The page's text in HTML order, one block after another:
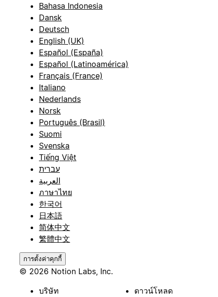
Bahasa Indonesia
Dansk
Deutsch
English (UK)
Español (España)
Español (Latinoamérica)
Français (France)
Italiano
Nederlands
Norsk
Português (Brasil)
Suomi
Svenska
Tiếng Việt
עברית
العربية
ภาษาไทย
한국어
日本語
简体中文
繁體中文
การตั้งค่าคุกกี้
© 2026 Notion Labs, Inc.
บริษัท
ดาวน์โหลด